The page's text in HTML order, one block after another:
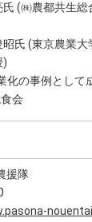
氏 (㈱農都共生
昭氏 (東京農業
)
化の事例として
会
援隊